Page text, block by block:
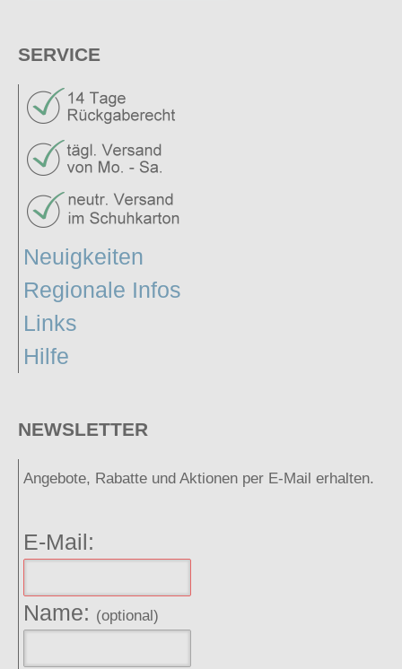
SERVICE
Neuigkeiten
Regionale Infos
Links
Hilfe
NEWSLETTER
Angebote, Rabatte und Aktionen per E-Mail erhalten.
E-Mail:
Name: (optional)